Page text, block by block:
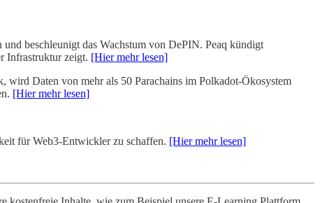
und beschleunigt das Wachstum von DePIN. Peaq kündigt
Infrastruktur zeigt. [Hier mehr lesen]
Daten von mehr als 50 Parachains im Polkadot-Ökosystem
[Hier mehr lesen]
für Web3-Entwickler zu schaffen. [Hier mehr lesen]